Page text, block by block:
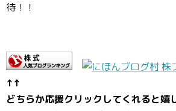
待！！
↑↑
どちらか応援クリックしてくれると嬉